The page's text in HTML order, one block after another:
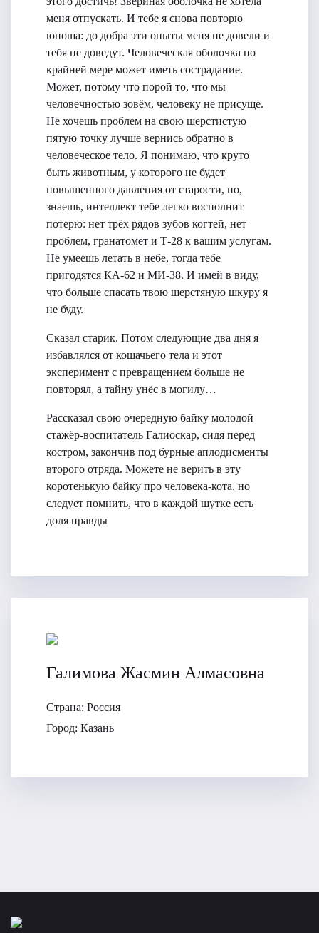
меня отпускать. И тебе я снова повторю
юноша: до добра эти опыты меня не довели и
тебя не доведут. Человеческая оболочка по
крайней мере может иметь сострадание.
Может, потому что порой то, что мы
человечностью зовём, человеку не присуще.
Не хочешь проблем на свою шерстистую
пятую точку лучше вернись обратно в
человеческое тело. Я понимаю, что круто
быть животным, у которого не будет
повышенного давления от старости, но,
знаешь, интеллект тебе легко восполнит
потерю: нет трёх рядов зубов когтей, нет
проблем, гранатомёт и Т-28 к вашим услугам.
Не умеешь летать в небе, тогда тебе
пригодятся КА-62 и МИ-38. И имей в виду,
что больше спасать твою шерстяную шкуру я
не буду.
Сказал старик. Потом следующие два дня я
избавлялся от кошачьего тела и этот
эксперимент с превращением больше не
повторял, а тайну унёс в могилу…
Рассказал свою очередную байку молодой
стажёр-воспитатель Галиоскар, сидя перед
костром, закончив под бурные аплодисменты
второго отряда. Можете не верить в эту
коротенькую байку про человека-кота, но
следует помнить, что в каждой шутке есть
доля правды
Галимова Жасмин Алмасовна
Страна: Россия
Город: Казань